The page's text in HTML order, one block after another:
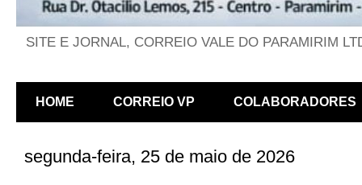
SITE E JORNAL, CORREIO VALE DO PARAMIRIM
HOME CORREIO VP COLABORADORES
segunda-feira, 25 de maio de 2026